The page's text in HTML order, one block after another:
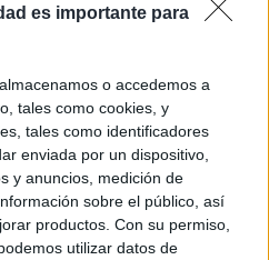
es importante para
o accedemos a
tales como cookies, y
tales como identificadores
enviada por un dispositivo,
y anuncios, medición de
sobre el público, así
productos. Con su permiso,
utilizar datos de